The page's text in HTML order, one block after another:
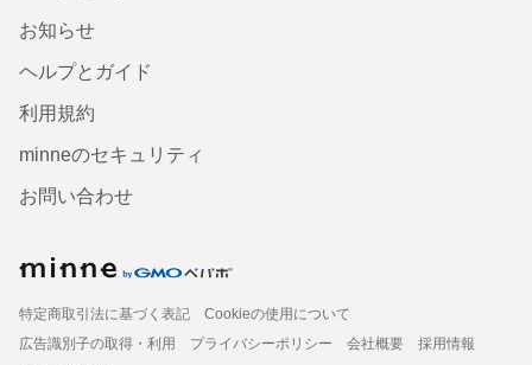
お知らせ
ヘルプとガイド
利用規約
minneのセキュリティ
お問い合わせ
特定商取引法に基づく表記
Cookieの使用について
広告識別子の取得・利用
プライバシーポリシー 会社概要
採用情報